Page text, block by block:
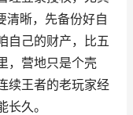
清晰，先备份好自
自己的财产，比五
，营地只是个壳
续王者的老玩家经
久。